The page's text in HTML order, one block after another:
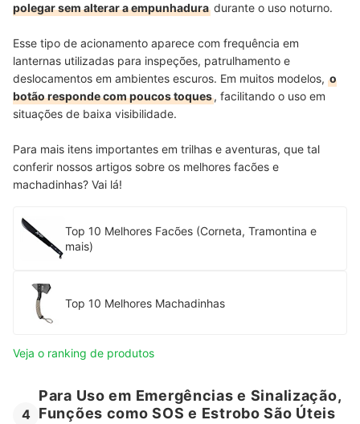
polegar sem alterar a empunhadura durante o uso noturno.
Esse tipo de acionamento aparece com frequência em
lanternas utilizadas para inspeções, patrulhamento e
deslocamentos em ambientes escuros. Em muitos modelos, o
botão responde com poucos toques, facilitando o uso em
situações de baixa visibilidade.
Para mais itens importantes em trilhas e aventuras, que tal
conferir nossos artigos sobre os melhores facões e
machadinhas? Vai lá!
Top 10 Melhores Facões (Corneta, Tramontina e
mais)
Top 10 Melhores Machadinhas
Veja o ranking de produtos
4
Para Uso em Emergências e Sinalização,
Funções como SOS e Estrobo São Úteis